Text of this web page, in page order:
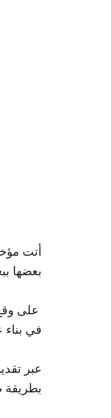
بعضها
على
في
عبر
بطريقة